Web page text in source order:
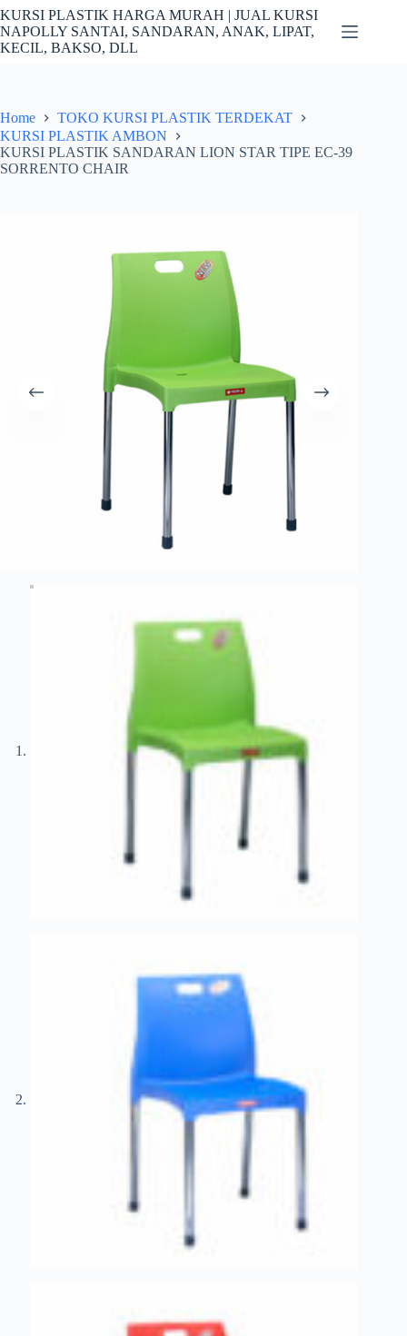
Skip
to
content
KURSI PLASTIK HARGA MURAH | JUAL KURSI
NAPOLLY SANTAI, SANDARAN, ANAK, LIPAT,
KECIL, BAKSO, DLL
Home
TOKO KURSI PLASTIK TERDEKAT
KURSI PLASTIK AMBON
KURSI PLASTIK SANDARAN LION STAR TIPE EC-39
SORRENTO CHAIR